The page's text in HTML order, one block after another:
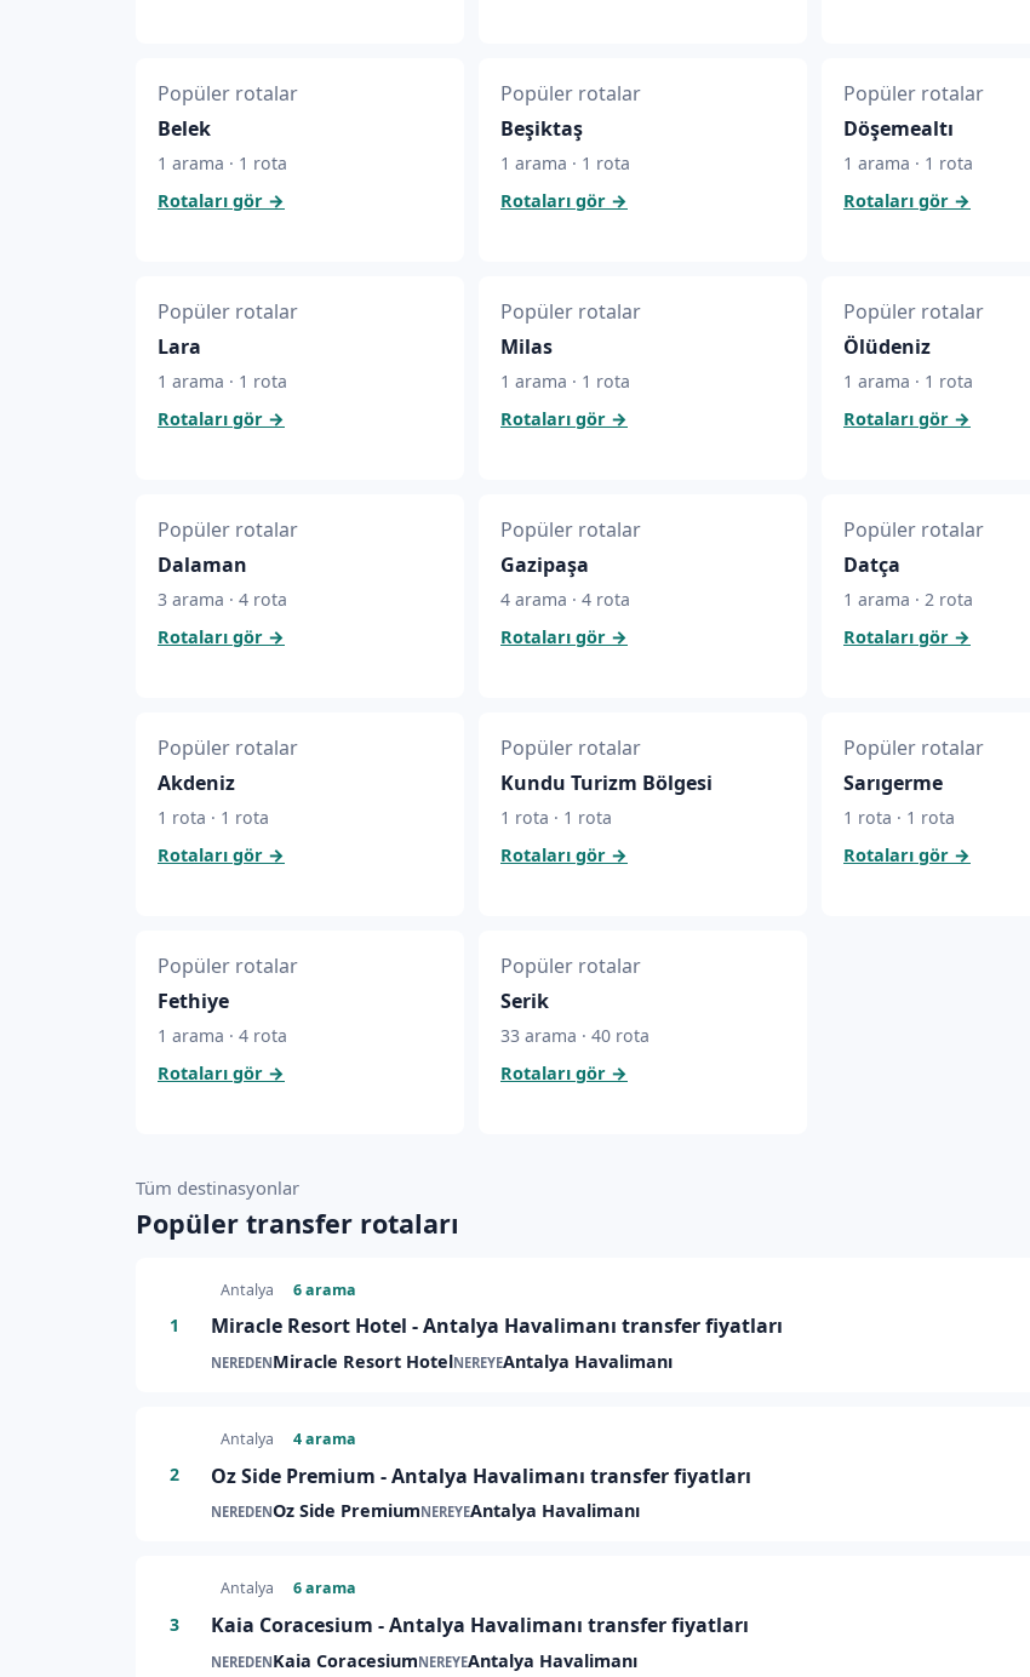
Popüler rotalar
Belek
1 arama · 1 rota
Rotaları gör →
Popüler rotalar
Beşiktaş
1 arama · 1 rota
Rotaları gör →
Popüler rotalar
Döşemealtı
1 arama · 1 rota
Rotaları gör →
Popüler rotalar
Lara
1 arama · 1 rota
Rotaları gör →
Popüler rotalar
Milas
1 arama · 1 rota
Rotaları gör →
Popüler rotalar
Ölüdeniz
1 arama · 1 rota
Rotaları gör →
Popüler rotalar
Dalaman
3 arama · 4 rota
Rotaları gör →
Popüler rotalar
Gazipaşa
4 arama · 4 rota
Rotaları gör →
Popüler rotalar
Datça
1 arama · 2 rota
Rotaları gör →
Popüler rotalar
Akdeniz
1 rota · 1 rota
Rotaları gör →
Popüler rotalar
Kundu Turizm Bölgesi
1 rota · 1 rota
Rotaları gör →
Popüler rotalar
Sarıgerme
1 rota · 1 rota
Rotaları gör →
Popüler rotalar
Fethiye
1 arama · 4 rota
Rotaları gör →
Popüler rotalar
Serik
33 arama · 40 rota
Rotaları gör →
Tüm destinasyonlar
Popüler transfer rotaları
1
Antalya 6 arama
Miracle Resort Hotel - Antalya Havalimanı transfer fiyatları
NEREDENMiracle Resort HotelNEREYEAntalya Havalimanı
2
Antalya 4 arama
Oz Side Premium - Antalya Havalimanı transfer fiyatları
NEREDENOz Side PremiumNEREYEAntalya Havalimanı
3
Antalya 6 arama
Kaia Coracesium - Antalya Havalimanı transfer fiyatları
NEREDENKaia CoracesiumNEREYEAntalya Havalimanı